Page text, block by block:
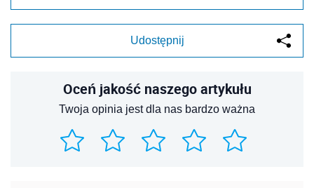
Udostępnij
Oceń jakość naszego artykułu
Twoja opinia jest dla nas bardzo ważna